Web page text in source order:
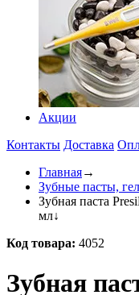
Акции
Контакты Доставка
Главная→
Зубные пасты,
Зубная паста
мл↓
Код товара: 4052
Зубная